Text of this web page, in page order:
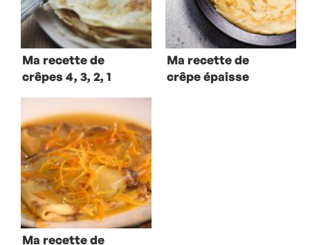
Ma recette de
crêpes 4, 3, 2, 1
Ma recette de
crêpe épaisse
Ma recette de